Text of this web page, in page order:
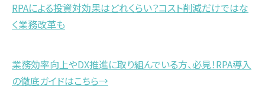
RPAによる投資対効果はどれくらい？コスト削減だけではな
く業務改革も
業務効率向上やDX推進に取り組んでいる方、必見！RPA導入
の徹底ガイドはこちら→